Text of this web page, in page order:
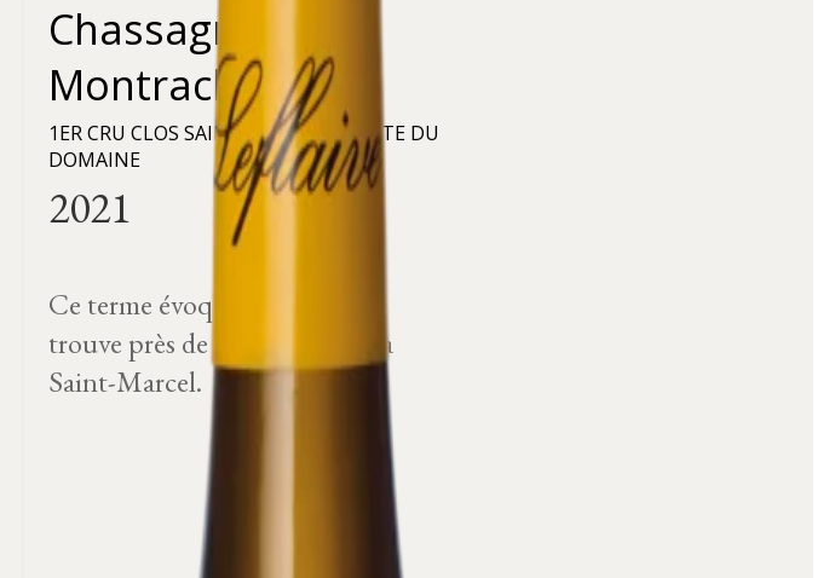
Chassagne-
Montrachet
1ER CRU CLOS SAINT-MARC - RÉCOLTE DU
DOMAINE
Ce terme évoque le clos qui se
trouve près de l'église, dédiée à
Saint-Marcel.